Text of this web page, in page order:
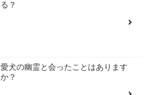
る？
愛犬の幽霊と会ったことはあります
か？